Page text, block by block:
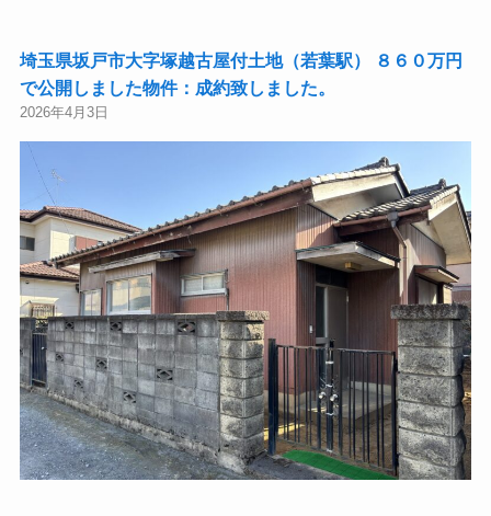
埼玉県坂戸市大字塚越古屋付土地（若葉駅） ８６０万円
で公開しました物件：成約致しました。
2026年4月3日